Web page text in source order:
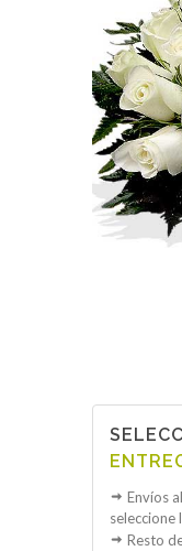
Envíos al
seleccione
Resto